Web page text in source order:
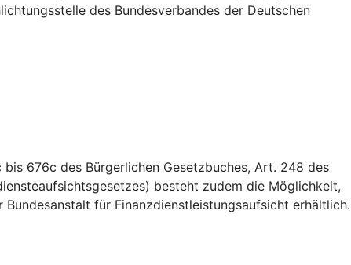
des Bundesverbandes der Deutschen
676c des Bürgerlichen Gesetzbuches, Art. 248 des
besteht zudem die Möglichkeit,
für Finanzdienstleistungsaufsicht erhältlich.